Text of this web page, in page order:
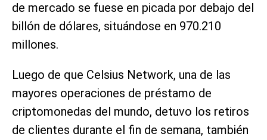
de mercado se fuese en picada por debajo del
billón de dólares, situándose en 970.210
millones.
Luego de que Celsius Network, una de las
mayores operaciones de préstamo de
criptomonedas del mundo, detuvo los retiros
de clientes durante el fin de semana, también